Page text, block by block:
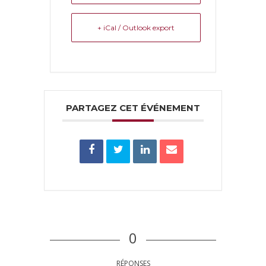
+ iCal / Outlook export
PARTAGEZ CET ÉVÉNEMENT
0
RÉPONSES